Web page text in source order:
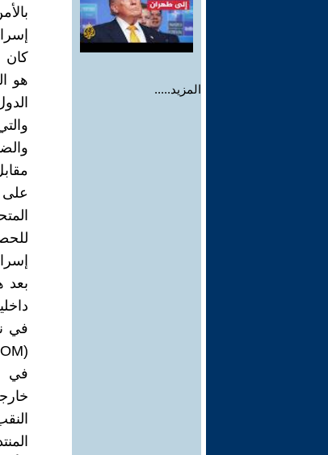
المزيد.....
هو
في
(EUCOM)، مما مكن مستوى جديدًا من التعاون العسكري الإقليمي.